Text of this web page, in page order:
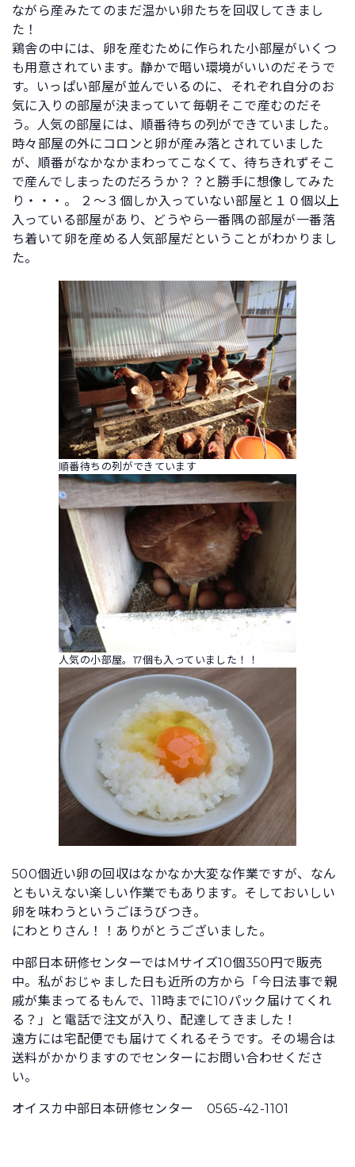
ながら産みたてのまだ温かい卵たちを回収してきまし
た！
鶏舎の中には、卵を産むために作られた小部屋がいくつ
も用意されています。静かで暗い環境がいいのだそうで
す。いっぱい部屋が並んでいるのに、それぞれ自分のお
気に入りの部屋が決まっていて毎朝そこで産むのだそ
う。人気の部屋には、順番待ちの列ができていました。
時々部屋の外にコロンと卵が産み落とされていました
が、順番がなかなかまわってこなくて、待ちきれずそこ
で産んでしまったのだろうか？？と勝手に想像してみた
り・・・。 ２～３個しか入っていない部屋と１０個以上
入っている部屋があり、どうやら一番隅の部屋が一番落
ち着いて卵を産める人気部屋だということがわかりまし
た。
順番待ちの列ができています
人気の小部屋。17個も入っていました！！
500個近い卵の回収はなかなか大変な作業ですが、なん
ともいえない楽しい作業でもあります。そしておいしい
卵を味わうというごほうびつき。
にわとりさん！！ありがとうございました。
中部日本研修センターではMサイズ10個350円で販売
中。私がおじゃました日も近所の方から「今日法事で親
戚が集まってるもんで、11時までに10パック届けてくれ
る？」と電話で注文が入り、配達してきました！
遠方には宅配便でも届けてくれるそうです。その場合は
送料がかかりますのでセンターにお問い合わせくださ
い。
オイスカ中部日本研修センター 0565-42-1101